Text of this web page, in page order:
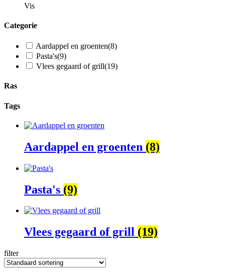
Vis
Categorie
Aardappel en groenten(8)
Pasta's(9)
Vlees gegaard of grill(19)
Ras
Tags
Aardappel en groenten (8)
Pasta's (9)
Vlees gegaard of grill (19)
filter